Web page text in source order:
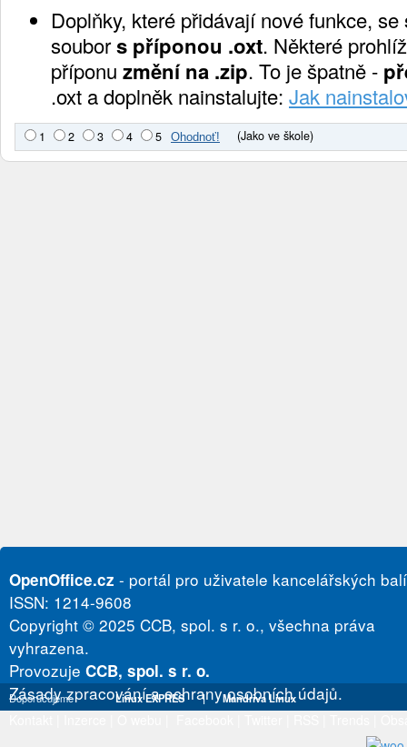
Doplňky, které přidávají nové funkce, se
soubors příponou .oxt. Některé
příponu změní na .zip. To je špatně -
.oxt a doplněk nainstalujte: Jak
1 2 3 4 5 (Jako ve škole)
OpenOffice.cz - portál pro uživatele kancelářských
ISSN: 1214-9608
Copyright © 2025 CCB, spol. s r. o., všechna práva
vyhrazena.
Provozuje CCB, spol. s r. o.
Zásady zpracování a ochrany osobních údajů.
Doporučujeme Linux EXPRES | Mandriva Linux